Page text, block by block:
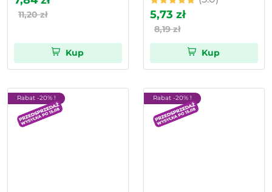
11,20 zł
Kup
5,73 zł
8,19 zł
Kup
Rabat -20% ! Rabat -20% !